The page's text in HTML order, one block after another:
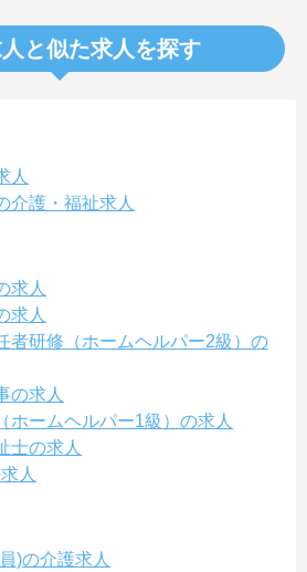
と似た求人を探す
人
介護・福祉求人
求人
求人
者研修（ホームヘルパー2級）の
の求人
ホームヘルパー1級）の求人
士の求人
人
)の介護求人